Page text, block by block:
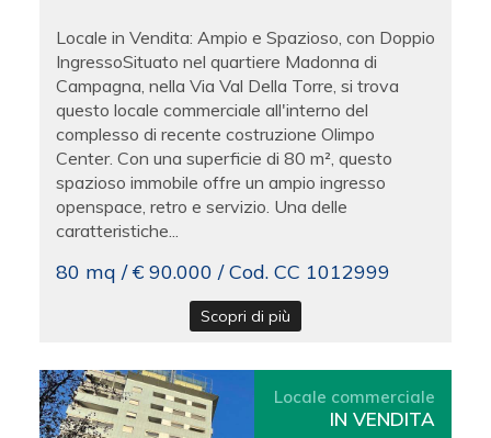
Locale in Vendita: Ampio e Spazioso, con Doppio
IngressoSituato nel quartiere Madonna di
Campagna, nella Via Val Della Torre, si trova
questo locale commerciale all'interno del
complesso di recente costruzione Olimpo
Center. Con una superficie di 80 m², questo
spazioso immobile offre un ampio ingresso
openspace, retro e servizio. Una delle
caratteristiche...
80 mq / € 90.000 / Cod. CC 1012999
Scopri di più
Locale commerciale
IN VENDITA